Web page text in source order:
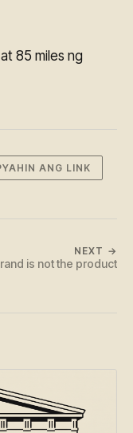
85 miles ng
ANG LINK
NEXT →
is not the product